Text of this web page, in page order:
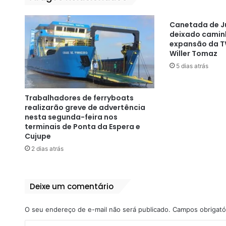
Trabalhadores de ferryboats
realizarão greve de advertência
nesta segunda-feira nos
terminais de Ponta da Espera e
Cujupe
2 dias atrás
Canetada de
deixado
expansão da
Willer Tomaz
5 dias atrás
Deixe um comentário
O seu endereço de e-mail não será publicado. Campos